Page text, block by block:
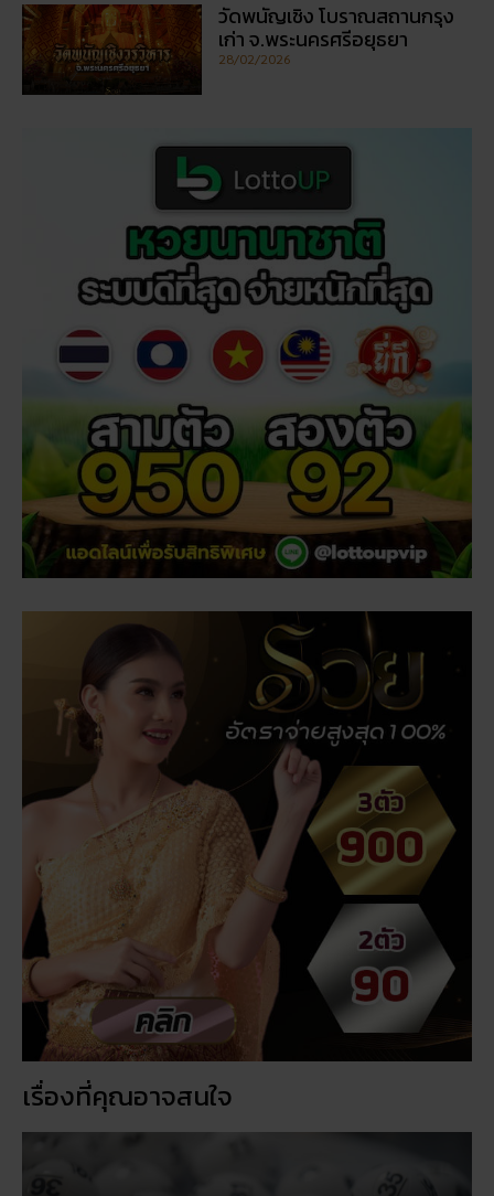
วัดพนัญเชิง โบราณสถานกรุง
เก่า จ.พระนครศรีอยุธยา
28/02/2026
เรื่องที่คุณอาจสนใจ